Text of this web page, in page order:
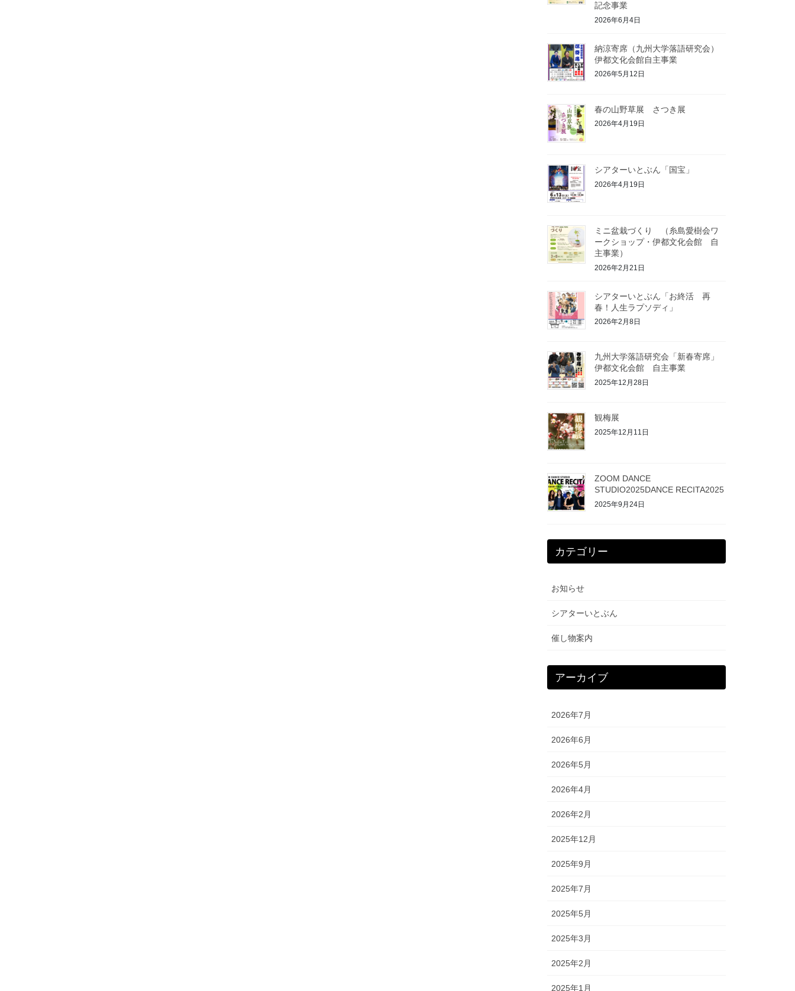
記念事業
2026年6月4日
納涼寄席（九州大学落語研究会）
伊都文化会館自主事業
2026年5月12日
春の山野草展 さつき展
2026年4月19日
シアターいとぶん「国宝」
2026年4月19日
ミニ盆栽づくり （糸島愛樹会ワ
ークショップ・伊都文化会館 自
主事業）
2026年2月21日
シアターいとぶん「お終活 再
春！人生ラプソディ」
2026年2月8日
九州大学落語研究会「新春寄席」
伊都文化会館 自主事業
2025年12月28日
観梅展
2025年12月11日
ZOOM DANCE
STUDIO2025DANCE RECITA2025
2025年9月24日
カテゴリー
お知らせ
シアターいとぶん
催し物案内
アーカイブ
2026年7月
2026年6月
2026年5月
2026年4月
2026年2月
2025年12月
2025年9月
2025年7月
2025年5月
2025年3月
2025年2月
2025年1月